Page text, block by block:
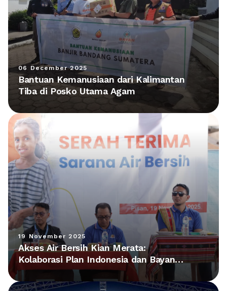
06 December 2025
Bantuan Kemanusiaan dari Kalimantan
Tiba di Posko Utama Agam
19 November 2025
Akses Air Bersih Kian Merata:
Kolaborasi Plan Indonesia dan Bayan
Group Hadirkan Fasilitas Baru di NTT